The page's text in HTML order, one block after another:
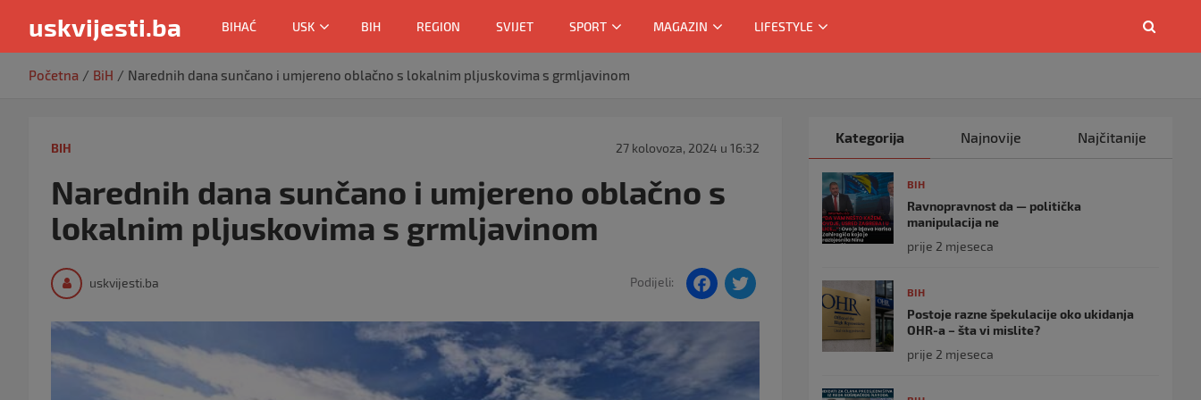
uskvijesti.ba BIHAĆ USK BIH REGION SVIJET SPORT MAGAZIN LIFESTYLE
Početna BiH Narednih dana sunčano i umjereno oblačno s lokalnim pljuskovima s grmljavinom
BIH 27 kolovoza, 2024 u 16:32
Narednih dana sunčano i umjereno oblačno s
lokalnim pljuskovima s grmljavinom
uskvijesti.ba Podijeli:
F
e
Kategorija Najnovije Najčitanije
BIH
Ravnopravnost da — politička
manipulacija ne
prije 2 mjeseca
BIH
Postoje razne špekulacije oko ukidanja
OHR-a – šta vi mislite?
prije 2 mjeseca